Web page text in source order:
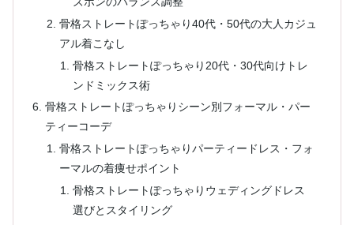
骨格ストレートぽっちゃり40代・50代の大人カジュ
アル着こなし
骨格ストレートぽっちゃり20代・30代向けトレ
ンドミックス術
骨格ストレートぽっちゃりシーン別フォーマル・パー
ティーコーデ
骨格ストレートぽっちゃりパーティードレス・フォ
ーマルの着痩せポイント
骨格ストレートぽっちゃりウェディングドレス
選びとスタイリング